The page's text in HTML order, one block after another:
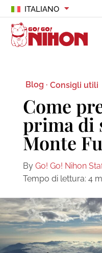
ITALIANO
Blog · Consigli utili
Come
prima di
Monte
By Go! Go! Nihon
Tempo di lettura: 4